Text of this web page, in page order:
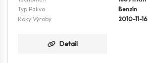
Typ Paliva
Benzín
Roky Výroby
2010-11-16
Detail